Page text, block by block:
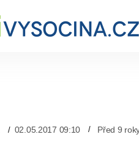
02.05.2017 09:10 Před 9